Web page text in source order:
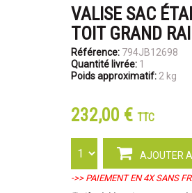
VALISE SAC
TOIT GRAND
Référence: 794JB12698
Quantité livrée: 1
Poids approximatif: 2 kg
232,00 € TTC
AJOUTER
->> PAIEMENT EN 4X SANS